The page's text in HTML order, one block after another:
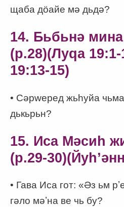
щаба дӧайе мә дьдә?
14. Бьбьнә мина
(p.28)(Луqа
19:13-15)
• Сәрwеред жьһуйа
дькьрьн?
15. Иса Мәсиһ
(p.29-
• Гава Иса гот: «Әз ьм
гәло мәʼна ве чь бу?